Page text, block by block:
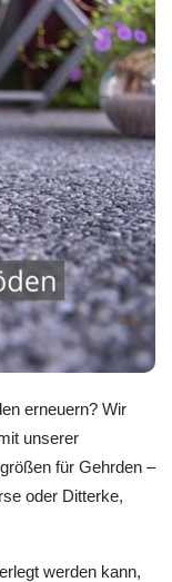
erneuern? Wir
unserer
für Gehrden –
oder Ditterke,
werden kann,